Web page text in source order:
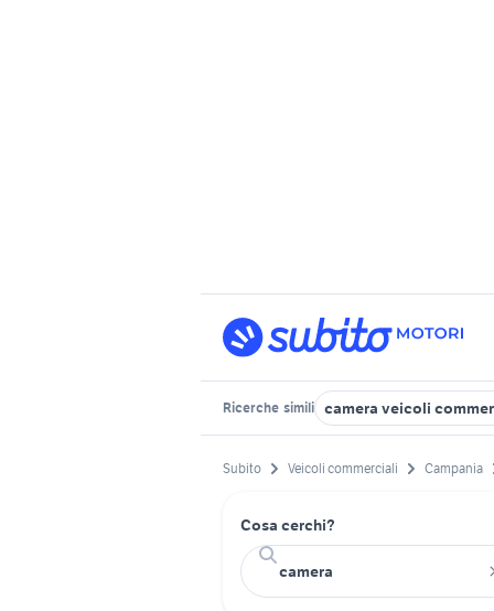
Ricerche simili camera veicoli
Subito Veicoli commerciali Campania
Cosa cerchi?